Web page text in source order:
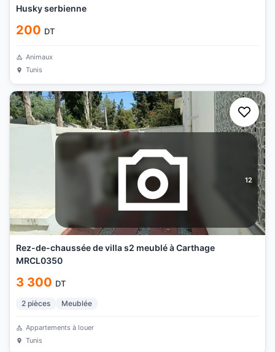
Husky serbienne
200 DT
Animaux
Tunis
12
Rez-de-chaussée de villa s2 meublé à Carthage
MRCL0350
3 300 DT
2 pièces Meublée
Appartements à louer
Tunis